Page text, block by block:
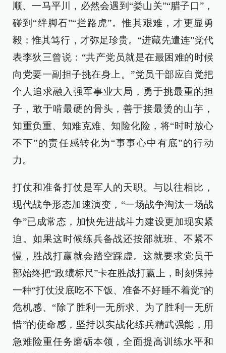
顺、一马平川，必然会遇到“娄山关”“腊子口”，
碰到“绊脚石”“拦路虎”。惟其艰难，才更显勇
毅；惟其笃行，才弥足珍贵。“进藏先遣连”党代
表李狄三曾说：“共产党员就是在最困难的时候
向党要一副担子挑在身上。”党员干部应自觉把
个人追求融入强军事业大局，勇于挑最重的担
子，敢于啃最硬的骨头，善于接最烫的山芋，
知重负重、知难克难、知险化险，将“时时放心
不下”的责任感转化为“事事心中有底”的行动
力。
打仗和准备打仗是军人的天职。与以往相比，
现代战争形态加速演变，“一场战争淘汰一场战
争”已成常态，加快先进战斗力建设更加现实紧
迫。如果这时候练兵备战还按部就班、不紧不
慢，胜战打赢就会踏空踩虚。这就要求党员干
部始终把“政绩标尺”卡在胜战打赢上，时刻保持
一种“打仗没底吃不下饭、准备不好睡不着觉”的
危机感、“除了胜利一无所求、为了胜利一无所
惜”的使命感，坚持以实战化练兵精武强能，用
急难险重任务磨砺本领，全面提高训练水平和